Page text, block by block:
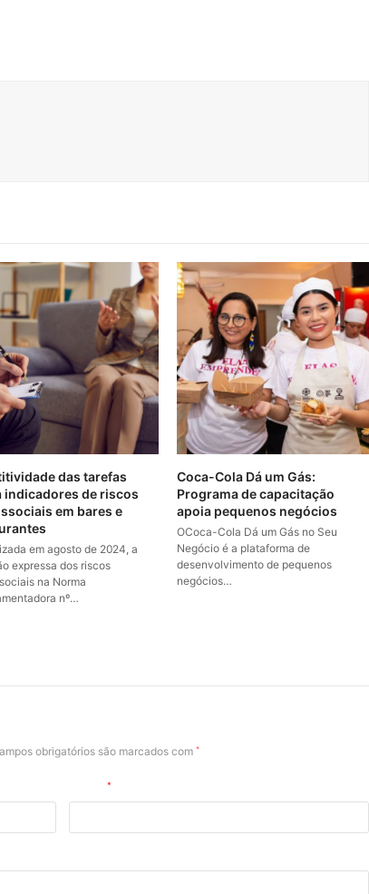
das tarefas
indicadores de riscos
em bares e
em agosto de 2024, a
expressa dos riscos
na Norma
nº…
Coca-Cola Dá um Gás:
Programa de capacitação
apoia pequenos negócios
OCoca-Cola Dá um Gás no Seu
Negócio é a plataforma de
desenvolvimento de pequenos
negócios…
obrigatórios são marcados com *
*